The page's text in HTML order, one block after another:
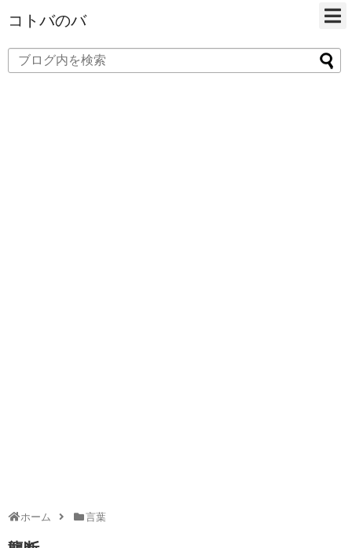
コトバのバ
ホーム 言葉